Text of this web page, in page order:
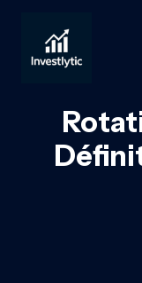
contenu